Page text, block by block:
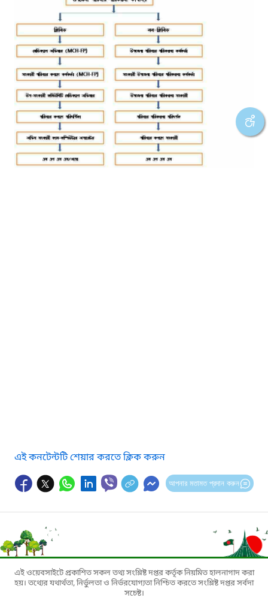
এই কনটেন্টটি শেয়ার করতে ক্লিক করুন
আপনার মতামত প্রদান করুন
এই ওয়েবসাইটে প্রকাশিত সকল তথ্য সংশ্লিষ্ট দপ্তর কর্তৃক নিয়মিত হালনাগাদ করা
হয়। তথ্যের যথার্থতা, নির্ভুলতা ও নির্ভরযোগ্যতা নিশ্চিত করতে সংশ্লিষ্ট দপ্তর সর্বদা
সচেষ্ট।